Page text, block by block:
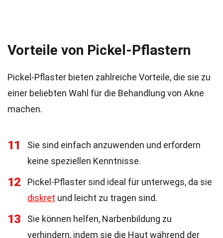
Vorteile von Pickel-Pflastern
Pickel-Pflaster bieten zahlreiche Vorteile, die sie zu
einer beliebten Wahl für die Behandlung von Akne
machen.
11
Sie sind einfach anzuwenden und erfordern
keine speziellen Kenntnisse.
12
Pickel-Pflaster sind ideal für unterwegs, da sie
diskret und leicht zu tragen sind.
13
Sie können helfen, Narbenbildung zu
verhindern, indem sie die Haut während der